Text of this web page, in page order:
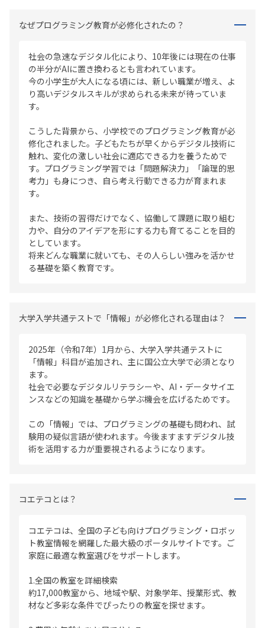
なぜプログラミング教育が必修化されたの？
社会の急速なデジタル化により、10年後には現在の仕事
の半分がAIに置き換わるとも言われています。
今の小学生が大人になる頃には、新しい職業が増え、よ
り高いデジタルスキルが求められる未来が待っていま
す。
こうした背景から、小学校でのプログラミング教育が必
修化されました。子どもたちが早くからデジタル技術に
触れ、変化の激しい社会に適応できる力を養うためで
す。プログラミング学習では「問題解決力」「論理的思
考力」も身につき、自ら考え行動できる力が育まれま
す。
また、技術の習得だけでなく、協働して課題に取り組む
力や、自分のアイデアを形にする力も育てることを目的
としています。
将来どんな職業に就いても、その人らしい強みを活かせ
る基礎を築く教育です。
大学入学共通テストで「情報」が必修化される理由は？
2025年（令和7年）1月から、大学入学共通テストに
「情報」科目が追加され、主に国公立大学で必須となり
ます。
社会で必要なデジタルリテラシーや、AI・データサイエ
ンスなどの知識を基礎から学ぶ機会を広げるためです。
この「情報」では、プログラミングの基礎も問われ、試
験用の疑似言語が使われます。今後ますますデジタル技
術を活用する力が重要視されるようになります。
コエテコとは？
コエテコは、全国の子ども向けプログラミング・ロボッ
ト教室情報を網羅した最大級のポータルサイトです。ご
家庭に最適な教室選びをサポートします。
1.全国の教室を詳細検索
約17,000教室から、地域や駅、対象学年、授業形式、教
材など多彩な条件でぴったりの教室を探せます。